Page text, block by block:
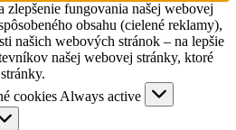
zlepšenie fungovania našej webovej
obsahu (cielené reklamy),
našich webových stránok – na lepšie
našej webovej stránky, ktoré
cookies Always active